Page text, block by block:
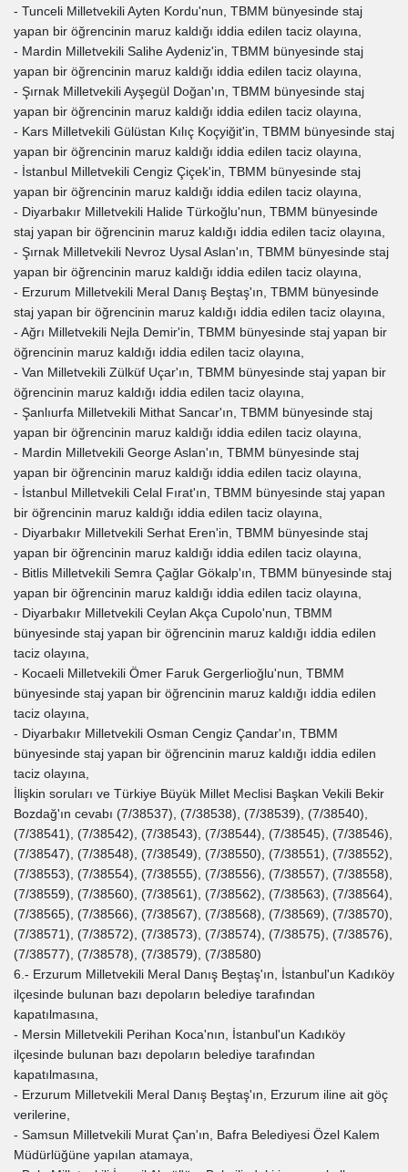
- Tunceli Milletvekili Ayten Kordu'nun, TBMM bünyesinde staj
yapan bir öğrencinin maruz kaldığı iddia edilen taciz olayına,
- Mardin Milletvekili Salihe Aydeniz'in, TBMM bünyesinde staj
yapan bir öğrencinin maruz kaldığı iddia edilen taciz olayına,
- Şırnak Milletvekili Ayşegül Doğan'ın, TBMM bünyesinde staj
yapan bir öğrencinin maruz kaldığı iddia edilen taciz olayına,
- Kars Milletvekili Gülüstan Kılıç Koçyiğit'in, TBMM bünyesinde staj
yapan bir öğrencinin maruz kaldığı iddia edilen taciz olayına,
- İstanbul Milletvekili Cengiz Çiçek'in, TBMM bünyesinde staj
yapan bir öğrencinin maruz kaldığı iddia edilen taciz olayına,
- Diyarbakır Milletvekili Halide Türkoğlu'nun, TBMM bünyesinde
staj yapan bir öğrencinin maruz kaldığı iddia edilen taciz olayına,
- Şırnak Milletvekili Nevroz Uysal Aslan'ın, TBMM bünyesinde staj
yapan bir öğrencinin maruz kaldığı iddia edilen taciz olayına,
- Erzurum Milletvekili Meral Danış Beştaş'ın, TBMM bünyesinde
staj yapan bir öğrencinin maruz kaldığı iddia edilen taciz olayına,
- Ağrı Milletvekili Nejla Demir'in, TBMM bünyesinde staj yapan bir
öğrencinin maruz kaldığı iddia edilen taciz olayına,
- Van Milletvekili Zülküf Uçar'ın, TBMM bünyesinde staj yapan bir
öğrencinin maruz kaldığı iddia edilen taciz olayına,
- Şanlıurfa Milletvekili Mithat Sancar'ın, TBMM bünyesinde staj
yapan bir öğrencinin maruz kaldığı iddia edilen taciz olayına,
- Mardin Milletvekili George Aslan'ın, TBMM bünyesinde staj
yapan bir öğrencinin maruz kaldığı iddia edilen taciz olayına,
- İstanbul Milletvekili Celal Fırat'ın, TBMM bünyesinde staj yapan
bir öğrencinin maruz kaldığı iddia edilen taciz olayına,
- Diyarbakır Milletvekili Serhat Eren'in, TBMM bünyesinde staj
yapan bir öğrencinin maruz kaldığı iddia edilen taciz olayına,
- Bitlis Milletvekili Semra Çağlar Gökalp'ın, TBMM bünyesinde staj
yapan bir öğrencinin maruz kaldığı iddia edilen taciz olayına,
- Diyarbakır Milletvekili Ceylan Akça Cupolo'nun, TBMM
bünyesinde staj yapan bir öğrencinin maruz kaldığı iddia edilen
taciz olayına,
- Kocaeli Milletvekili Ömer Faruk Gergerlioğlu'nun, TBMM
bünyesinde staj yapan bir öğrencinin maruz kaldığı iddia edilen
taciz olayına,
- Diyarbakır Milletvekili Osman Cengiz Çandar'ın, TBMM
bünyesinde staj yapan bir öğrencinin maruz kaldığı iddia edilen
taciz olayına,
İlişkin soruları ve Türkiye Büyük Millet Meclisi Başkan Vekili Bekir
Bozdağ'ın cevabı (7/38537), (7/38538), (7/38539), (7/38540),
(7/38541), (7/38542), (7/38543), (7/38544), (7/38545), (7/38546),
(7/38547), (7/38548), (7/38549), (7/38550), (7/38551), (7/38552),
(7/38553), (7/38554), (7/38555), (7/38556), (7/38557), (7/38558),
(7/38559), (7/38560), (7/38561), (7/38562), (7/38563), (7/38564),
(7/38565), (7/38566), (7/38567), (7/38568), (7/38569), (7/38570),
(7/38571), (7/38572), (7/38573), (7/38574), (7/38575), (7/38576),
(7/38577), (7/38578), (7/38579), (7/38580)
6.- Erzurum Milletvekili Meral Danış Beştaş'ın, İstanbul'un Kadıköy
ilçesinde bulunan bazı depoların belediye tarafından
kapatılmasına,
- Mersin Milletvekili Perihan Koca'nın, İstanbul'un Kadıköy
ilçesinde bulunan bazı depoların belediye tarafından
kapatılmasına,
- Erzurum Milletvekili Meral Danış Beştaş'ın, Erzurum iline ait göç
verilerine,
- Samsun Milletvekili Murat Çan'ın, Bafra Belediyesi Özel Kalem
Müdürlüğüne yapılan atamaya,